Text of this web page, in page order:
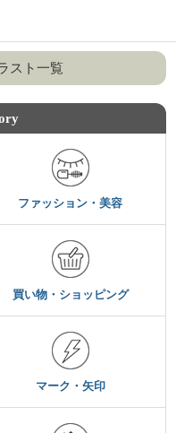
スト一覧
ファッション・美容
買い物・ショッピング
マーク・矢印